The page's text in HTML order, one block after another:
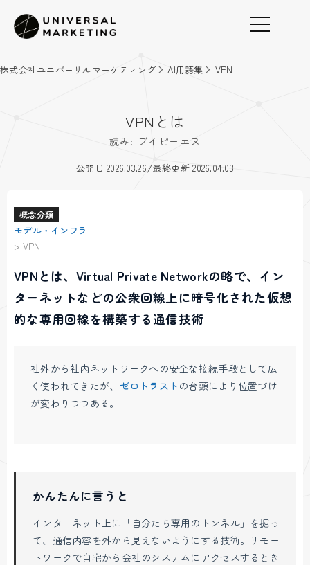
株式会社ユニバーサルマーケティング AI用語集 VPN
VPNとは
読み: ブイピーエヌ
公開日 2026.03.26/最終更新 2026.04.03
概念分類
モデル・インフラ
> VPN
VPNとは、Virtual Private Networkの略で、イン
ターネットなどの公衆回線上に暗号化された仮想
的な専用回線を構築する通信技術
社外から社内ネットワークへの安全な接続手段として広
く使われてきたが、 ゼロトラスト の台頭により位置づけ
が変わりつつある。
かんたんに言うと
インターネット上に「自分たち専用のトンネル」を掘っ
て、通信内容を外から見えないようにする技術。リモー
トワークで自宅から会社のシステムにアクセスするとき